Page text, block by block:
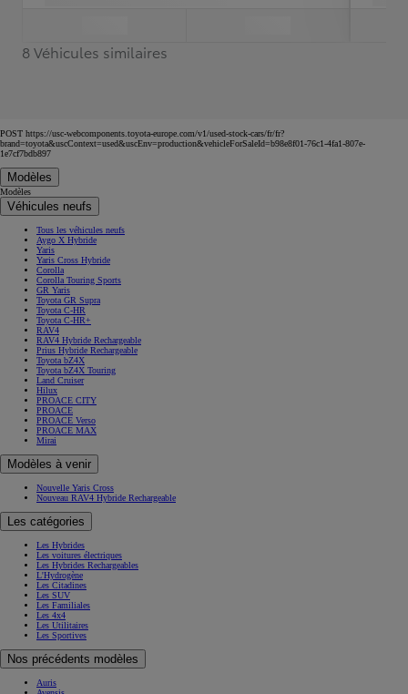
8 Véhicules similaires
POST https://usc-webcomponents.toyota-europe.com/v1/used-stock-cars/fr/fr?
1e7cf7bdb897
Modèles
Modèles
Véhicules neufs
Tous les véhicules neufs
Aygo X Hybride
Yaris
Yaris Cross Hybride
Corolla
Corolla Touring Sports
GR Yaris
Toyota GR Supra
Toyota C-HR
Toyota C-HR+
RAV4
RAV4 Hybride Rechargeable
Prius Hybride Rechargeable
Toyota bZ4X
Toyota bZ4X Touring
Land Cruiser
Hilux
PROACE CITY
PROACE
PROACE Verso
PROACE MAX
Mirai
Modèles à venir
Nouvelle Yaris Cross
Nouveau RAV4 Hybride Rechargeable
Les catégories
Les Hybrides
Les voitures électriques
Les Hybrides Rechargeables
L'Hydrogène
Les Citadines
Les SUV
Les Familiales
Les 4x4
Les Utilitaires
Les Sportives
Nos précédents modèles